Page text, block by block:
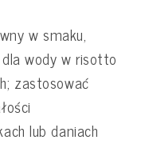
w smaku,
wody w risotto
zastosować
lub daniach